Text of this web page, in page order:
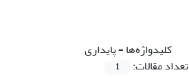
کلیدواژه‌ها =پایداری
تعداد مقالات:
1